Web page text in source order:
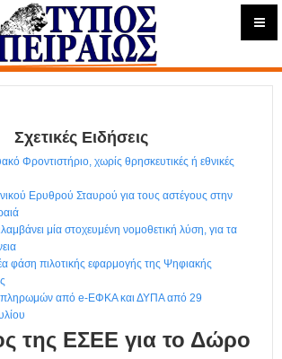
Σχετικές Ειδήσεις
Φροντιστήριο, χωρίς θρησκευτικές ή εθνικές
Ερυθρού Σταυρού για τους αστέγους στην
μία στοχευμένη νομοθετική λύση, για τα
φάση πιλοτικής εφαρμογής της Ψηφιακής
πληρωμών από e-ΕΦΚΑ και ΔΥΠΑ από 29
της ΕΣΕΕ για το Δώρο